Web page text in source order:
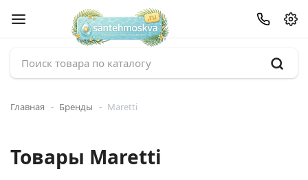
Главная Бренды Maretti
Товары Maretti